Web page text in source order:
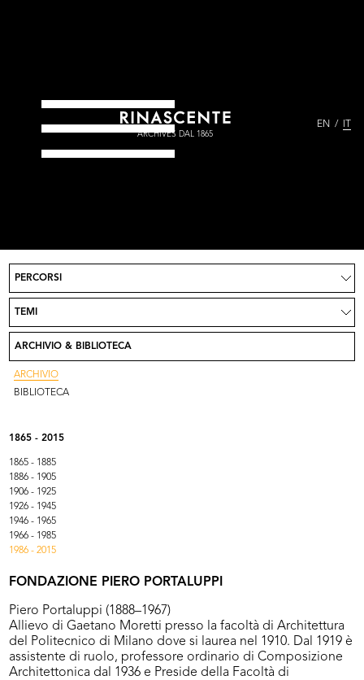
ARCHIVES DAL 1865
EN
Progetto News
Partecipa Crediti
PERCORSI
TEMI
ARCHIVIO & BIBLIOTECA
ARCHIVIO
BIBLIOTECA
1865 - 2015
1865 - 1885
1886 - 1905
1906 - 1925
1926 - 1945
1946 - 1965
1966 - 1985
1986 - 2015
FONDAZIONE PIERO PORTALUPPI
Piero Portaluppi (1888–1967)
Allievo di Gaetano Moretti presso la facoltà di Architettura
del Politecnico di Milano dove si laurea nel 1910. Dal 1919 è
assistente di ruolo, professore ordinario di Composizione
Architettonica dal 1936 e Preside della Facoltà di